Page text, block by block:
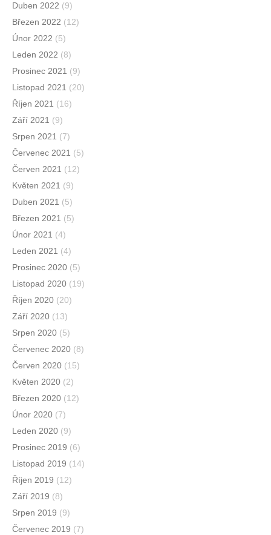
Duben 2022 (9)
Březen 2022 (12)
Únor 2022 (5)
Leden 2022 (8)
Prosinec 2021 (9)
Listopad 2021 (20)
Říjen 2021 (16)
Září 2021 (9)
Srpen 2021 (7)
Červenec 2021 (5)
Červen 2021 (12)
Květen 2021 (9)
Duben 2021 (5)
Březen 2021 (5)
Únor 2021 (4)
Leden 2021 (4)
Prosinec 2020 (5)
Listopad 2020 (19)
Říjen 2020 (20)
Září 2020 (13)
Srpen 2020 (5)
Červenec 2020 (8)
Červen 2020 (15)
Květen 2020 (2)
Březen 2020 (12)
Únor 2020 (7)
Leden 2020 (9)
Prosinec 2019 (6)
Listopad 2019 (14)
Říjen 2019 (12)
Září 2019 (8)
Srpen 2019 (9)
Červenec 2019 (7)